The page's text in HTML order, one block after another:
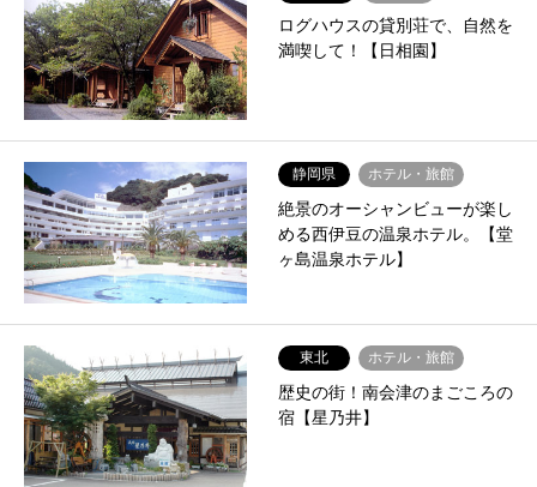
ログハウスの貸別荘で、自然を
満喫して！【日相園】
静岡県 ホテル・旅館
絶景のオーシャンビューが楽し
める西伊豆の温泉ホテル。【堂
ヶ島温泉ホテル】
東北 ホテル・旅館
歴史の街！南会津のまごころの
宿【星乃井】